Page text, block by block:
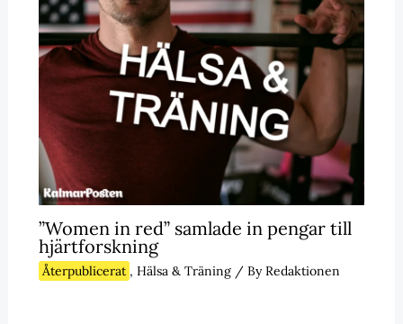
”Women in red” samlade in pengar till
hjärtforskning
Återpublicerat , Hälsa & Träning/ ByRedaktionen